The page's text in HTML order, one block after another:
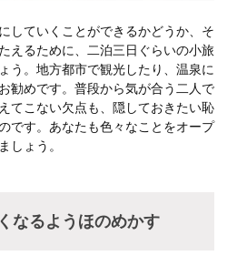
していくことができるかどうか、そ
えるために、二泊三日ぐらいの小旅
う。地方都市で観光したり、温泉に
勧めです。普段から気が合う二人で
てこない欠点も、隠しておきたい恥
です。あなたも色々なことをオープ
しょう。
なるようほのめかす